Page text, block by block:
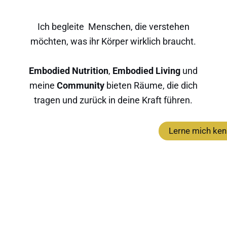
Ich begleite Menschen, die verstehen
möchten, was ihr Körper wirklich braucht.
Embodied Nutrition, Embodied Living und
meine Communitybieten Räume, die dich
tragen und zurück in deine Kraft führen.
Lerne mich